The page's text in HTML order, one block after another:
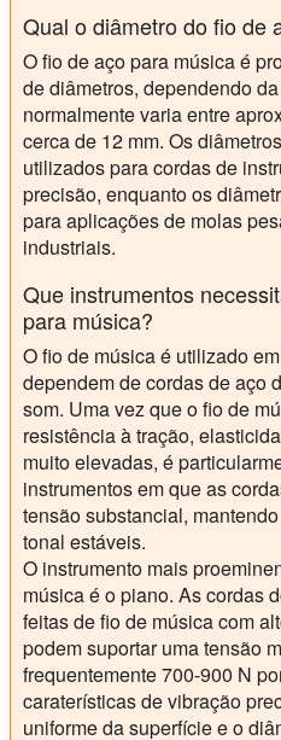
Qual o diâmetro do fio de
O fio de aço para música é
de diâmetros, dependendo
normalmente varia entre
cerca de 12 mm. Os
utilizados para cordas de
precisão, enquanto os
para aplicações de molas
industriais.
Que instrumentos
para música?
O fio de música é utilizado
dependem de cordas de aço
som. Uma vez que o fio de
resistência à tração,
muito elevadas, é
instrumentos em que as
tensão substancial,
tonal estáveis.
O instrumento mais
música é o piano. As cordas
feitas de fio de música com
podem suportar uma tensão
frequentemente 700-900 N
caraterísticas de vibração
uniforme da superfície e o